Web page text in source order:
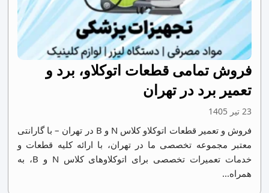
فروش تمامی قطعات اتوکلاو، برد و
تعمیر برد در تهران
23 تیر 1405
فروش و تعمیر قطعات اتوکلاو کلاس N و B در تهران – با گارانتی
معتبر مجموعه تخصصی ما در تهران، با ارائه کلیه قطعات و
خدمات تعمیرات تخصصی برای اتوکلاوهای کلاس N و B، به
همراه...